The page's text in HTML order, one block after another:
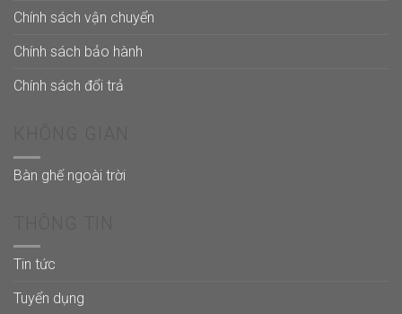
Chính sách vận chuyển
Chính sách bảo hành
Chính sách đổi trả
Bàn ghế ngoài trời
Tin tức
Tuyển dụng